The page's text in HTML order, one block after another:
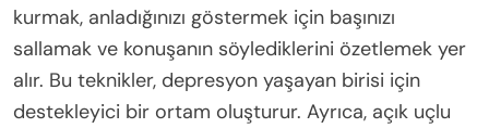
kurmak, anladığınızı göstermek için başınızı
sallamak ve konuşanın söylediklerini özetlemek yer
alır. Bu teknikler, depresyon yaşayan birisi için
destekleyici bir ortam oluşturur. Ayrıca, açık uçlu